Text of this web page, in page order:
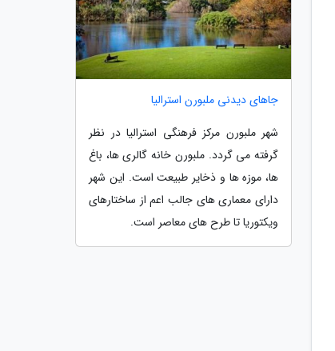
جاهای دیدنی ملبورن استرالیا
شهر ملبورن مرکز فرهنگی استرالیا در نظر
گرفته می گردد. ملبورن خانه گالری ها، باغ
ها، موزه ها و ذخایر طبیعت است. این شهر
دارای معماری های جالب اعم از ساختارهای
ویکتوریا تا طرح های معاصر است.